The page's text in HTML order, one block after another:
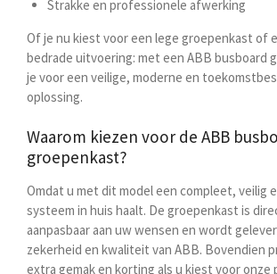
Strakke en professionele afwerking
Of je nu kiest voor een lege groepenkast of
bedrade uitvoering: met een ABB busboard
je voor een veilige, moderne en
oplossing.
Waarom kiezen voor de ABB
groepenkast?
Omdat u met dit model een compleet, veilig
systeem in huis haalt. De groepenkast is
aanpasbaar aan uw wensen en wordt
zekerheid en kwaliteit van ABB. Bovendien
extra gemak en korting als u kiest voor onze